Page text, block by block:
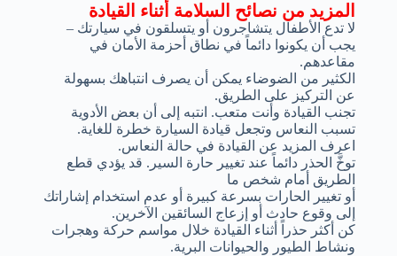
المزيد من نصائح السلامة أثناء القيادة
لا تدع الأطفال يتشاجرون أو يتسلقون في سيارتك –
يجب أن يكونوا دائماً في نطاق أحزمة الأمان في
مقاعدهم.
الكثير من الضوضاء يمكن أن يصرف انتباهك بسهولة
عن التركيز على الطريق.
تجنب القيادة وأنت متعب. انتبه إلى أن بعض الأدوية
تسبب النعاس وتجعل قيادة السيارة خطرة للغاية.
اعرف المزيد عن القيادة في حالة النعاس.
توخَّ الحذر دائماً عند تغيير حارة السير. قد يؤدي قطع
الطريق أمام شخص ما
أو تغيير الحارات بسرعة كبيرة أو عدم استخدام إشاراتك
إلى وقوع حادث أو إزعاج السائقين الآخرين.
كن أكثر حذراً أثناء القيادة خلال مواسم حركة وهجرات
ونشاط الطيور والحيوانات البرية.